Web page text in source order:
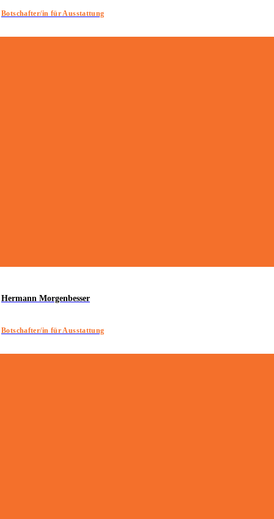
Botschafter/in für Ausstattung
Hermann Morgenbesser
Botschafter/in für Ausstattung